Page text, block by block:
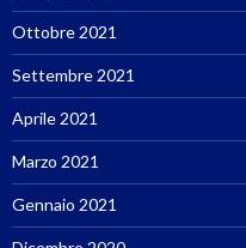
Ottobre 2021
Settembre 2021
Aprile 2021
Marzo 2021
Gennaio 2021